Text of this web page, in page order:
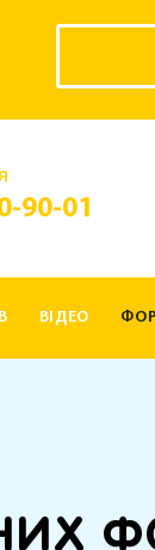
90-01
ВІДЕО